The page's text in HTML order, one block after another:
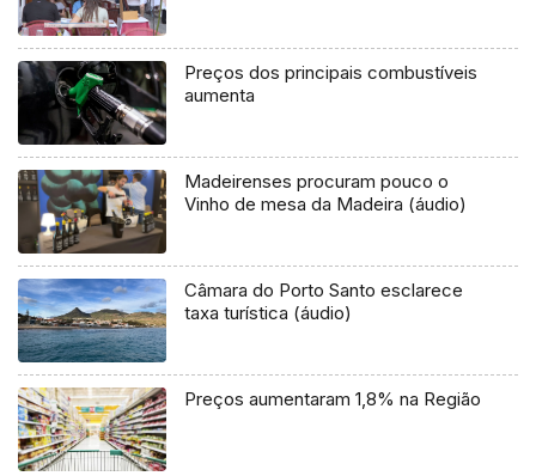
Preços dos principais combustíveis
aumenta
Madeirenses procuram pouco o
Vinho de mesa da Madeira (áudio)
Câmara do Porto Santo esclarece
taxa turística (áudio)
Preços aumentaram 1,8% na Região